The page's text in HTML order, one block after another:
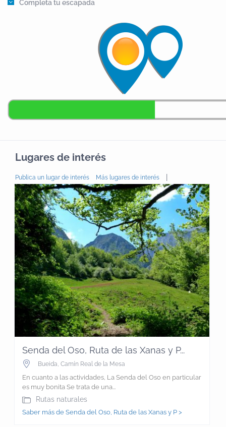
Completa tu escapada
Lugares de interés
Publica un lugar de interés Más lugares de interés
Senda del Oso, Ruta de las Xanas y P...
Bueida, Camín Real de la Mesa
En cuanto a las actividades, La Senda del Oso en particular
es muy bonita Se trata de una...
Rutas naturales
Saber más de Senda del Oso, Ruta de las Xanas y P >